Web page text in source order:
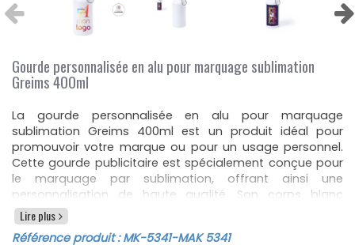
Gourde personnalisée en alu pour marquage sublimation
Greims 400ml
La gourde personnalisée en alu pour marquage
sublimation Greims 400ml est un produit idéal pour
promouvoir votre marque ou pour un usage personnel.
Cette gourde publicitaire est spécialement conçue pour
le marquage par sublimation, offrant ainsi une
personnalisation de haute qualité. Son corps blanc
brillant permet un rendu visuel exceptionnel, mettant en
valeur votre logo ou votre message de manière élégante
Lire plus
Référence produit :MK-5341-MAK 5341